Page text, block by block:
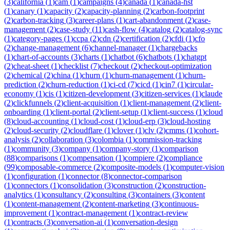
(1)canary (1)capacity (2)capacity-planning (2)carbon-footprint
(2)carbon-tracking (3)career-plans (1)cart-abandonment (2)case-
management (2)case-study (11)cash-flow (4)catalog (2)catalog-sync
(1)category-pages (1)ccpa (2)cdn (2)certification (2)cfdi (1)cfo
(2)change-management (6)channel-manager(1)chargebacks
(1)chart-of-accounts (3)charts (1)chatbot (6)chatbots (1)chatgpt
(2)cheat-sheet (1)checklist (7)checkout (2)checkout-optimization
(2)chemical (2)china (1)churn (1)churn-management (1)churn-
prediction (2)churn-reduction (1)ci-cd (7)cicd (1)cin7 (1)circular-
economy (1)cis (1)citizen-development (3)citizen-services (1)claude
(2)clickfunnels (2)client-acquisition (1)client-management (2)client-
onboarding (1)client-portal (2)client-setup (1)client-success (1)cloud
(8)cloud-accounting (1)cloud-cost (1)cloud-erp (3)cloud-hosting
(2)cloud-security (2)cloudflare (1)clover(1)clv (2)cmms (1)cohort-
analysis (2)collaboration (3)colombia (1)commission-tracking
(1)community (3)company (1)company-story (1)comparison
(88)comparisons (1)compensation (1)compiere (2)compliance
(99)composable-commerce (2)composite-models (1)computer-vision
(1)configuration (1)connector(8)connector-comparison
(1)connectors (1)consolidation (3)construction (2)construction-
analytics (1)consultancy (2)consulting (3)containers (3)content
(1)content-management (2)content-marketing (3)continuous-
improvement (1)contract-management (1)contract-review
(1)contracts (3)conversation-ai (1)conversation-design